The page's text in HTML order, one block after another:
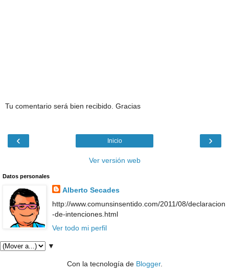
Tu comentario será bien recibido. Gracias
‹ ›
Inicio
Ver versión web
Datos personales
Alberto Secades
http://www.comunsinsentido.com/2011/08/declaracion
-de-intenciones.html
Ver todo mi perfil
▼
Con la tecnología de Blogger.